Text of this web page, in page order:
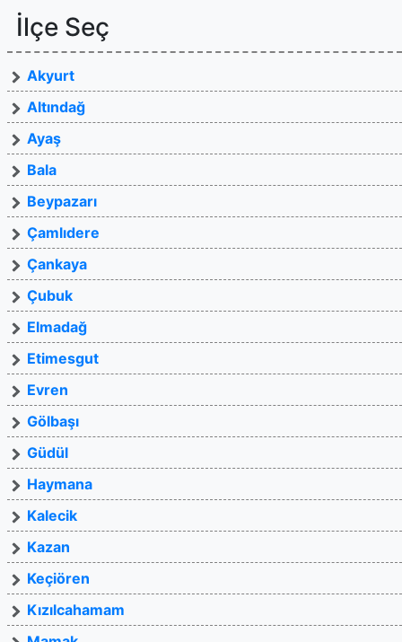
İlçe Seç
Akyurt
Altındağ
Ayaş
Bala
Beypazarı
Çamlıdere
Çankaya
Çubuk
Elmadağ
Etimesgut
Evren
Gölbaşı
Güdül
Haymana
Kalecik
Kazan
Keçiören
Kızılcahamam